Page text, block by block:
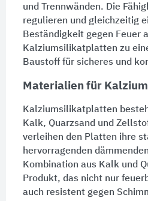
und Trennwänden. Die
regulieren und gleichzeitig
Beständigkeit gegen Feuer
Kalziumsilikatplatten zu
Baustoff für sicheres und
Materialien für
Kalziumsilikatplatten
Kalk, Quarzsandund
verleihen den Platten ihre
hervorragenden
Kombination aus Kalk und
Produkt, das nicht nur
auch resistent gegen